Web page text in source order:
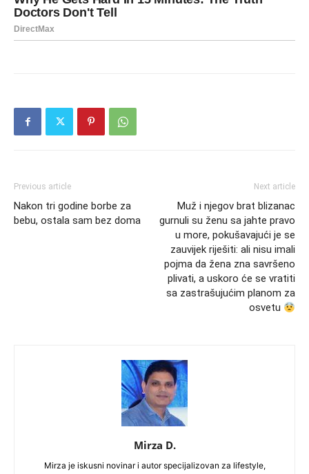
Previous article
Nakon tri godine borbe za
bebu, ostala sam bez doma
Next article
Muž i njegov brat blizanac
gurnuli su ženu sa jahte pravo
u more, pokušavajući je se
zauvijek riješiti: ali nisu imali
pojma da žena zna savršeno
plivati, a uskoro će se vratiti
sa zastrašujućim planom za
osvetu
Mirza D.
Mirza je iskusni novinar i autor specijalizovan za lifestyle,